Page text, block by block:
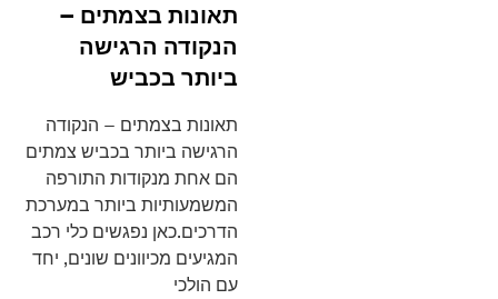
תאונות בצמתים –
הנקודה הרגישה
ביותר בכביש
תאונות בצמתים – הנקודה
הרגישה ביותר בכביש צמתים
הם אחת מנקודות התורפה
המשמעותיות ביותר במערכת
הדרכים.כאן נפגשים כלי רכב
המגיעים מכיוונים שונים, יחד